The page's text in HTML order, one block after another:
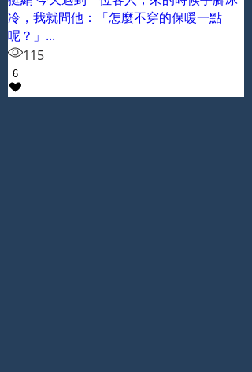
冷，我就問他：「怎麼不穿的保暖一點
呢？」...
115
6